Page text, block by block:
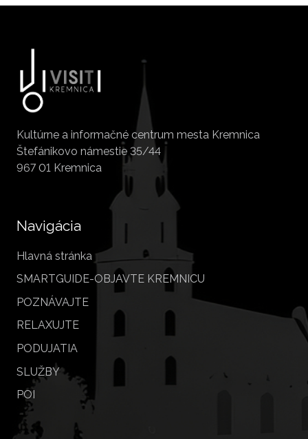
Kultúrne a informačné centrum mesta Kremnica
Štefánikovo námestie 35/44
967 01 Kremnica
Navigácia
Hlavná stránka
SMARTGUIDE-OBJAVTE KREMNICU
POZNÁVAJTE
RELAXUJTE
PODUJATIA
SLUŽBY
POI